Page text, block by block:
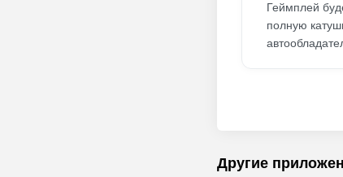
Геймплей
полную
Другие